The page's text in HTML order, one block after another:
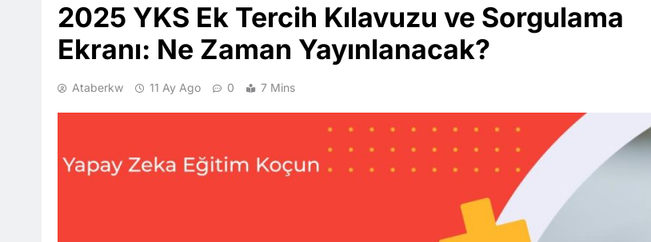
2025 YKS Ek Tercih Kılavuzu ve Sorgulama
Ekranı: Ne Zaman Yayınlanacak?
Ataberkw 11 Ay Ago 0 7 Mins